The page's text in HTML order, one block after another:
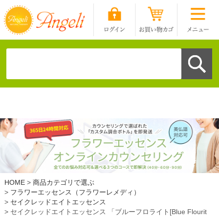
HOME
商品カテゴリで選ぶ
フラワーエッセンス（フラワーレメディ）
セイクレッドエイトエッセンス
セイクレッドエイトエッセンス 「ブルーフロライト[Blue Flourit